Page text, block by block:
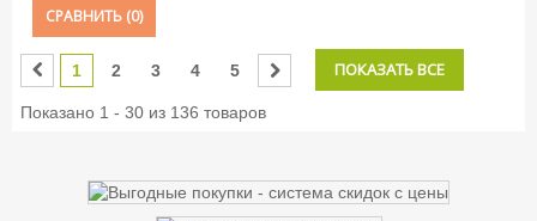
СРАВНИТЬ (0)
ПОКАЗАТЬ ВСЕ
1 2 3 4 5
Показано 1 - 30 из 136 товаров